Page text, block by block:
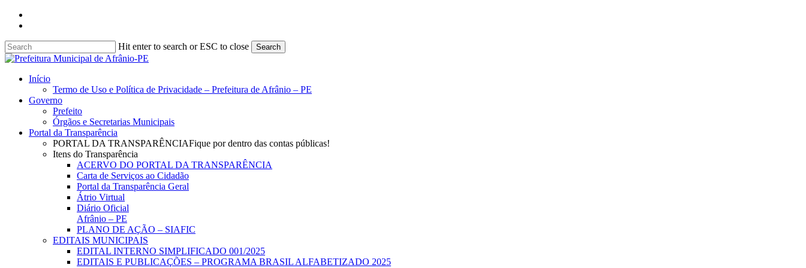
Skip
content
Hit enter to search or ESC to close Search
Close
search
Menu
Início
Termo de Uso e Política de Privacidade – Prefeitura de Afrânio – PE
Governo
Prefeito
Órgãos e Secretarias Municipais
Portal da Transparência
PORTAL DA TRANSPARÊNCIAFique por dentro das contas públicas!
Itens do Transparência
ACERVO DO PORTAL DA TRANSPARÊNCIA
Carta de Serviços ao Cidadão
Portal da Transparência Geral
Átrio Virtual
Diário Oficial
Afrânio – PE
PLANO DE AÇÃO – SIAFIC
EDITAIS MUNICIPAIS
EDITAL INTERNO SIMPLIFICADO 001/2025
EDITAIS E PUBLICAÇÕES – PROGRAMA BRASIL ALFABETIZADO 2025